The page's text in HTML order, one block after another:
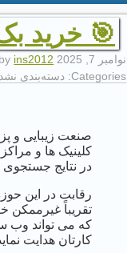
🎯 خرید
نوامبر 7, 2025
ins2012
Categories: دسته‌بندی
صنعت زیبایی و
کلینیک ها و
در نتایج جستجوی
رقابت در این
تقریباً غیرممکن
که می تواند وب
کارتان هدایت